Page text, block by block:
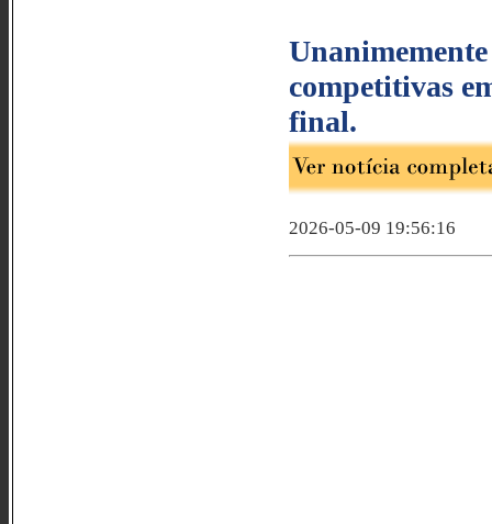
competitivas
final.
2026-05-09 19:56:16